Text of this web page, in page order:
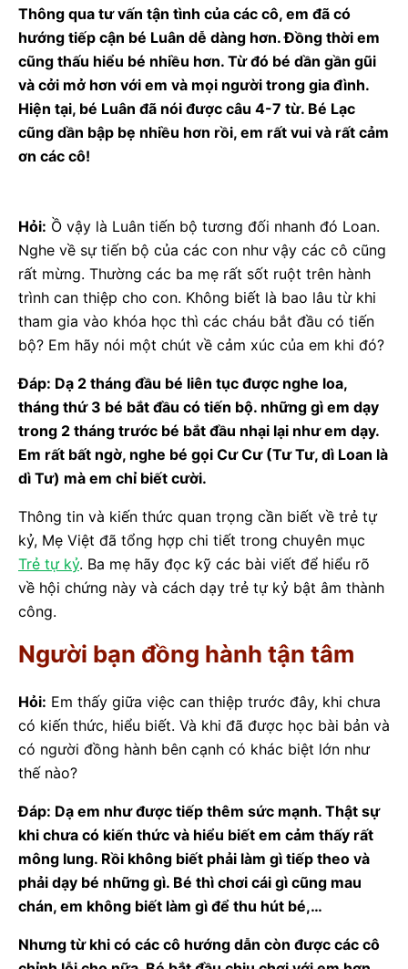
Thông qua tư vấn tận tình của các cô, em đã có
hướng tiếp cận bé Luân dễ dàng hơn. Đồng thời em
cũng thấu hiểu bé nhiều hơn. Từ đó bé dần gần gũi
và cởi mở hơn với em và mọi người trong gia đình.
Hiện tại, bé Luân đã nói được câu 4-7 từ. Bé Lạc
cũng dần bập bẹ nhiều hơn rồi, em rất vui và rất cảm
ơn các cô!
Hỏi: Ồ vậy là Luân tiến bộ tương đối nhanh đó Loan.
Nghe về sự tiến bộ của các con như vậy các cô cũng
rất mừng. Thường các ba mẹ rất sốt ruột trên hành
trình can thiệp cho con. Không biết là bao lâu từ khi
tham gia vào khóa học thì các cháu bắt đầu có tiến
bộ? Em hãy nói một chút về cảm xúc của em khi đó?
Đáp: Dạ 2 tháng đầu bé liên tục được nghe loa,
tháng thứ 3 bé bắt đầu có tiến bộ. những gì em dạy
trong 2 tháng trước bé bắt đầu nhại lại như em dạy.
Em rất bất ngờ, nghe bé gọi Cư Cư (Tư Tư, dì Loan là
dì Tư) mà em chỉ biết cười.
Thông tin và kiến thức quan trọng cần biết về trẻ tự
kỷ, Mẹ Việt đã tổng hợp chi tiết trong chuyên mục
Trẻ tự kỷ. Ba mẹ hãy đọc kỹ các bài viết để hiểu rõ
về hội chứng này và cách dạy trẻ tự kỷ bật âm thành
công.
Người bạn đồng hành tận tâm
Hỏi: Em thấy giữa việc can thiệp trước đây, khi chưa
có kiến thức, hiểu biết. Và khi đã được học bài bản và
có người đồng hành bên cạnh có khác biệt lớn như
thế nào?
Đáp: Dạ em như được tiếp thêm sức mạnh. Thật sự
khi chưa có kiến thức và hiểu biết em cảm thấy rất
mông lung. Rồi không biết phải làm gì tiếp theo và
phải dạy bé những gì. Bé thì chơi cái gì cũng mau
chán, em không biết làm gì để thu hút bé,…
Nhưng từ khi có các cô hướng dẫn còn được các cô